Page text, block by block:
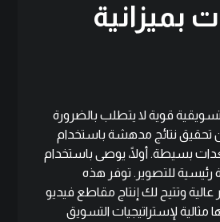
بميزانية
قوية لا يتطلب بالضرورة
تحقيق نتائج مدهشة باستخدام
بسيطة. أولًا، يوصى باستخدام
رئيسية للتصوير. توفر هذه
عالية وتتيح لك إنتاج مقاطع فيديو
لإستراتيجيات التسويق